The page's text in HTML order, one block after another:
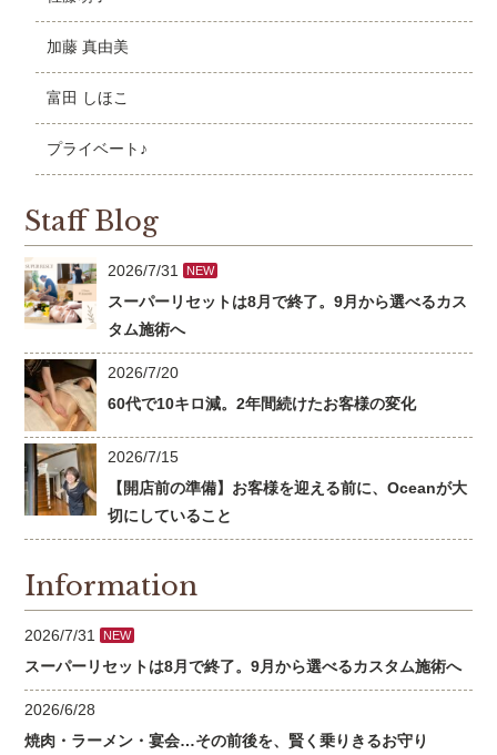
加藤 真由美
富田 しほこ
プライベート♪
Staff Blog
2026/7/31 NEW
スーパーリセットは8月で終了。9月から選べるカス
タム施術へ
2026/7/20
60代で10キロ減。2年間続けたお客様の変化
2026/7/15
【開店前の準備】お客様を迎える前に、Oceanが大
切にしていること
Information
2026/7/31 NEW
スーパーリセットは8月で終了。9月から選べるカスタム施術へ
2026/6/28
焼肉・ラーメン・宴会…その前後を、賢く乗りきるお守り